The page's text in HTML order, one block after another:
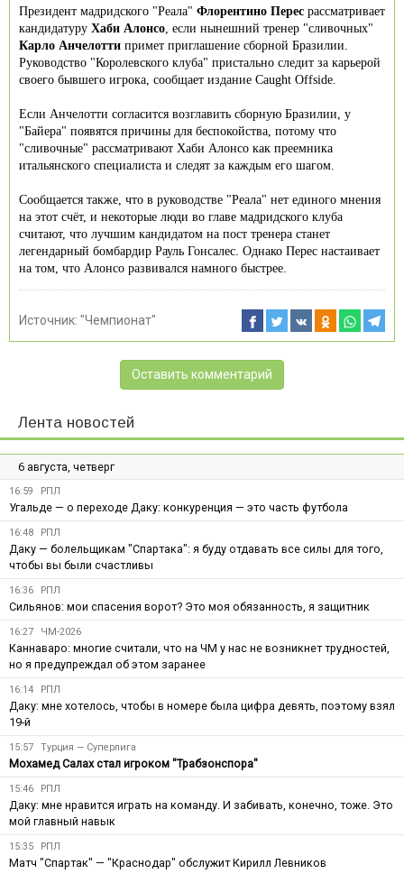
Президент мадридского "Реала" Флорентино Перес рассматривает
кандидатуру Хаби Алонсо , если нынешний тренер "сливочных"
Карло Анчелотти примет приглашение сборной Бразилии.
Руководство "Королевского клуба" пристально следит за карьерой
своего бывшего игрока, сообщает издание Caught Offside.
Если Анчелотти согласится возглавить сборную Бразилии, у
"Байера" появятся причины для беспокойства, потому что
"сливочные" рассматривают Хаби Алонсо как преемника
итальянского специалиста и следят за каждым его шагом.
Сообщается также, что в руководстве "Реала" нет единого мнения
на этот счёт, и некоторые люди во главе мадридского клуба
считают, что лучшим кандидатом на пост тренера станет
легендарный бомбардир Рауль Гонсалес. Однако Перес настаивает
на том, что Алонсо развивался намного быстрее.
Источник: "Чемпионат"
Оставить комментарий
Лента новостей
6 августа, четверг
16:59 РПЛ
Угальде — о переходе Даку: конкуренция — это часть футбола
16:48 РПЛ
Даку — болельщикам "Спартака": я буду отдавать все силы для того,
чтобы вы были счастливы
16:36 РПЛ
Сильянов: мои спасения ворот? Это моя обязанность, я защитник
16:27 ЧМ-2026
Каннаваро: многие считали, что на ЧМ у нас не возникнет трудностей,
но я предупреждал об этом заранее
16:14 РПЛ
Даку: мне хотелось, чтобы в номере была цифра девять, поэтому взял
19-й
15:57 Турция — Суперлига
Мохамед Салах стал игроком "Трабзонспора"
15:46 РПЛ
Даку: мне нравится играть на команду. И забивать, конечно, тоже. Это
мой главный навык
15:35 РПЛ
Матч "Спартак" — "Краснодар" обслужит Кирилл Левников